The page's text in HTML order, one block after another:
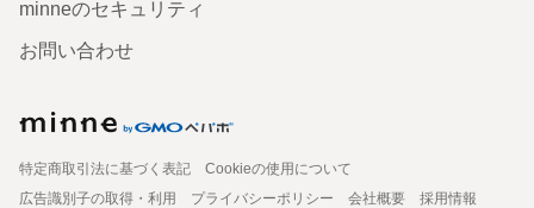
minneのセキュリティ
お問い合わせ
特定商取引法に基づく表記
Cookieの使用について
広告識別子の取得・利用
プライバシーポリシー 会社概要
採用情報